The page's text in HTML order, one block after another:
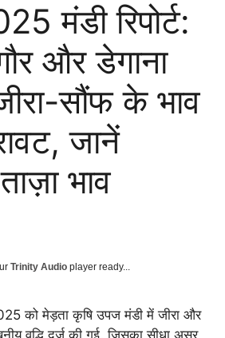
मंडी रिपोर्ट:
और डेगाना
सौंफ के भाव
जानें
भाव
Trinity Audio player ready...
को मेड़ता कृषि उपज मंडी में जीरा और